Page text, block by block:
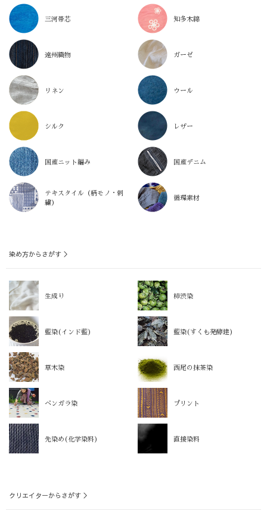
三河帯芯 知多木綿
遠州織物 ガーゼ
リネン ウール
シルク レザー
国産ニット編み 国産デニム
テキスタイル（柄モノ・刺
繍）
循環素材
染め方からさがす ＞
生成り 柿渋染
藍染(インド藍) 藍染(すくも発酵建)
草木染 西尾の抹茶染
ベンガラ染 プリント
先染め(化学染料) 直接染料
クリエイターからさがす ＞